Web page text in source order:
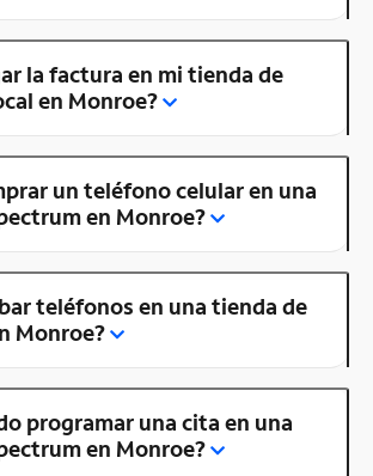
la factura en mi tienda de
en Monroe?
un teléfono celular en una
en Monroe?
teléfonos en una tienda de
Monroe?
programar una cita en una
en Monroe?